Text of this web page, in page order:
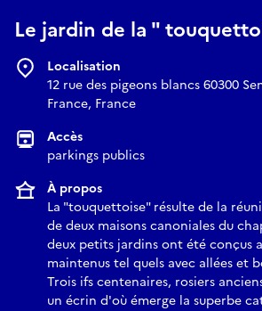
Le jardin de la "
Localisation
12 rue des pigeons blancs 60300
France, France
Accès
parkings publics
À propos
La "touquettoise" résulte de la
de deux maisons canoniales du
deux petits jardins ont été conçus
maintenus tel quels avec allées et
Trois ifs centenaires, rosiers
un écrin d'où émerge la superbe